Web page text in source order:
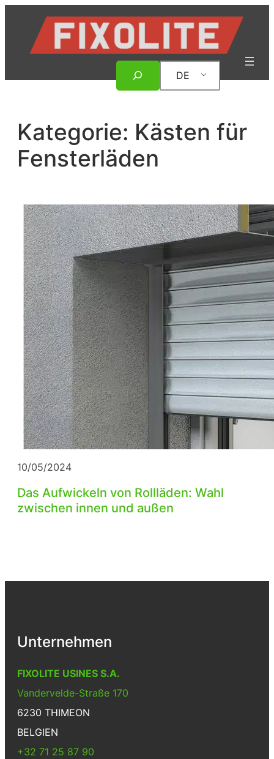
springen
DE
Kategorie: Kästen für
Fensterläden
10/05/2024
Das Aufwickeln von Rollläden: Wahl
zwischen innen und außen
Unternehmen
FIXOLITE USINES S.A.
Vandervelde-Straße 170
6230 THIMEON
BELGIEN
+32 71 25 87 90